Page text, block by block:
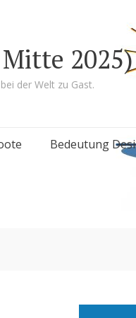
2025)
der Welt zu Gast.
Bedeutung